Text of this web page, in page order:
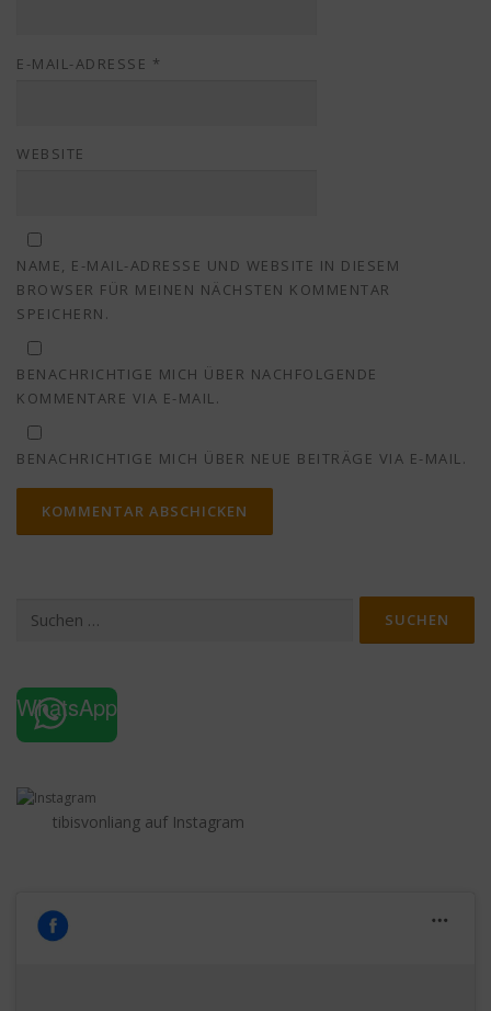
E-MAIL-ADRESSE *
WEBSITE
NAME, E-MAIL-ADRESSE UND WEBSITE IN DIESEM
BROWSER FÜR MEINEN NÄCHSTEN KOMMENTAR
SPEICHERN.
BENACHRICHTIGE MICH ÜBER NACHFOLGENDE
KOMMENTARE VIA E-MAIL.
BENACHRICHTIGE MICH ÜBER NEUE BEITRÄGE VIA E-MAIL.
nach:
WhatsApp
tibisvonliang auf Instagram